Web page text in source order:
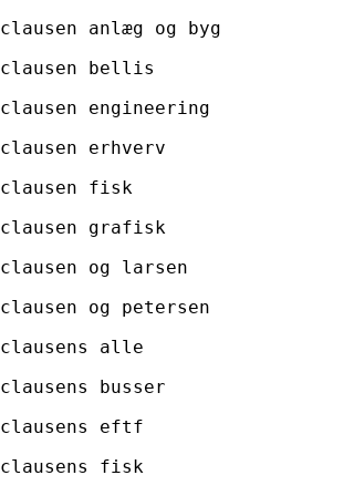
clausen anlæg og byg
clausen bellis
clausen engineering
clausen erhverv
clausen fisk
clausen grafisk
clausen og larsen
clausen og petersen
clausens alle
clausens busser
clausens eftf
clausens fisk